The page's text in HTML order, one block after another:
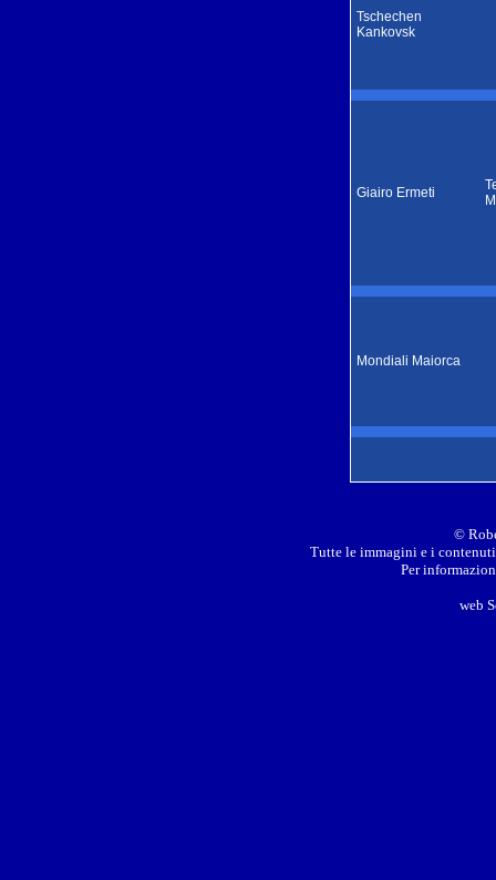
Tschechen
Kankovsk
Giairo Ermeti
Mondiali Maiorca
©
Tutte le immagini e i
Per
web